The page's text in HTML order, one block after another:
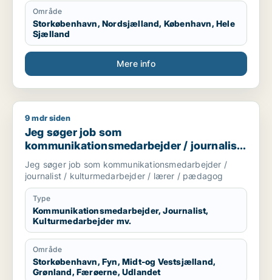
kompetencer og arbejder systematisk med udvikling
af læringsmiljøer, klassefællesskaber og professionelle
praksisser, hvor trivsel, deltagelse og læring går hånd
i hånd. Arbejder med afsæt i mentalisering, refleksiv
praksis og inkluderende fællesskaber og har særlige
styrker i observation, analyse og udvikling af praksis
tæt på undervisningen. Omsætter forskning, data og
pædagogisk-psykologisk viden til konkrete
arbejde med inkluderende læringsfællesskaber og
klasserumsledelse.
Område
Storkøbenhavn, Nordsjælland, København, Hele
Sjælland
Mere info
Jeg søger job som kommunikationsmedarbejder /
9 mdr siden
Jeg søger job som
kommunikationsmedarbejder / journalist
/ kulturmedarbejder / lærer / pædagog
Jeg søger job som kommunikationsmedarbejder /
journalist / kulturmedarbejder / lærer / pædagog
Type
Kommunikationsmedarbejder, Journalist,
Kulturmedarbejder mv.
Område
Storkøbenhavn, Fyn, Midt-og Vestsjælland,
Grønland, Færøerne, Udlandet